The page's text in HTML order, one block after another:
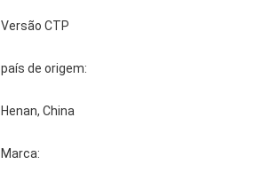
Versão CTP
país de origem:
Henan, China
Marca: